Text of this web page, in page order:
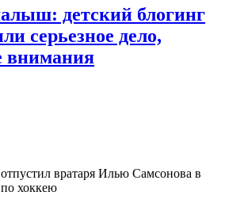
детский блогинг
серьезное дело,
внимания
вратаря Илью Самсонова в
хоккею